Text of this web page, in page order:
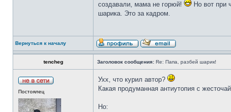
создавали, мама не горюй!
Но вот при
шарика. Это за кадром.
Вернуться к началу
tencheg Заголовок сообщения: Re: Папа, разбей шарик!
Постоялец
Ухх, что курил автор?
Какая продуманная антиутопия с
Но: